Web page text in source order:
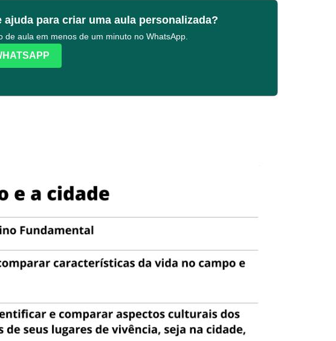
ajuda para criar uma aula personalizada?
de aula em menos de um minuto no WhatsApp.